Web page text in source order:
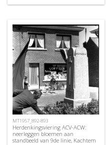
MT1957_892-893
Herdenkingsviering ACV-ACW:
neerleggen bloemen aan
standbeeld van 9de linie, Kachtem